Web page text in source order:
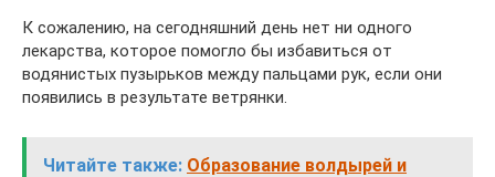
К сожалению, на сегодняшний день нет ни одного
лекарства, которое помогло бы избавиться от
водянистых пузырьков между пальцами рук, если они
появились в результате ветрянки.
Читайте также: Образование волдырей и